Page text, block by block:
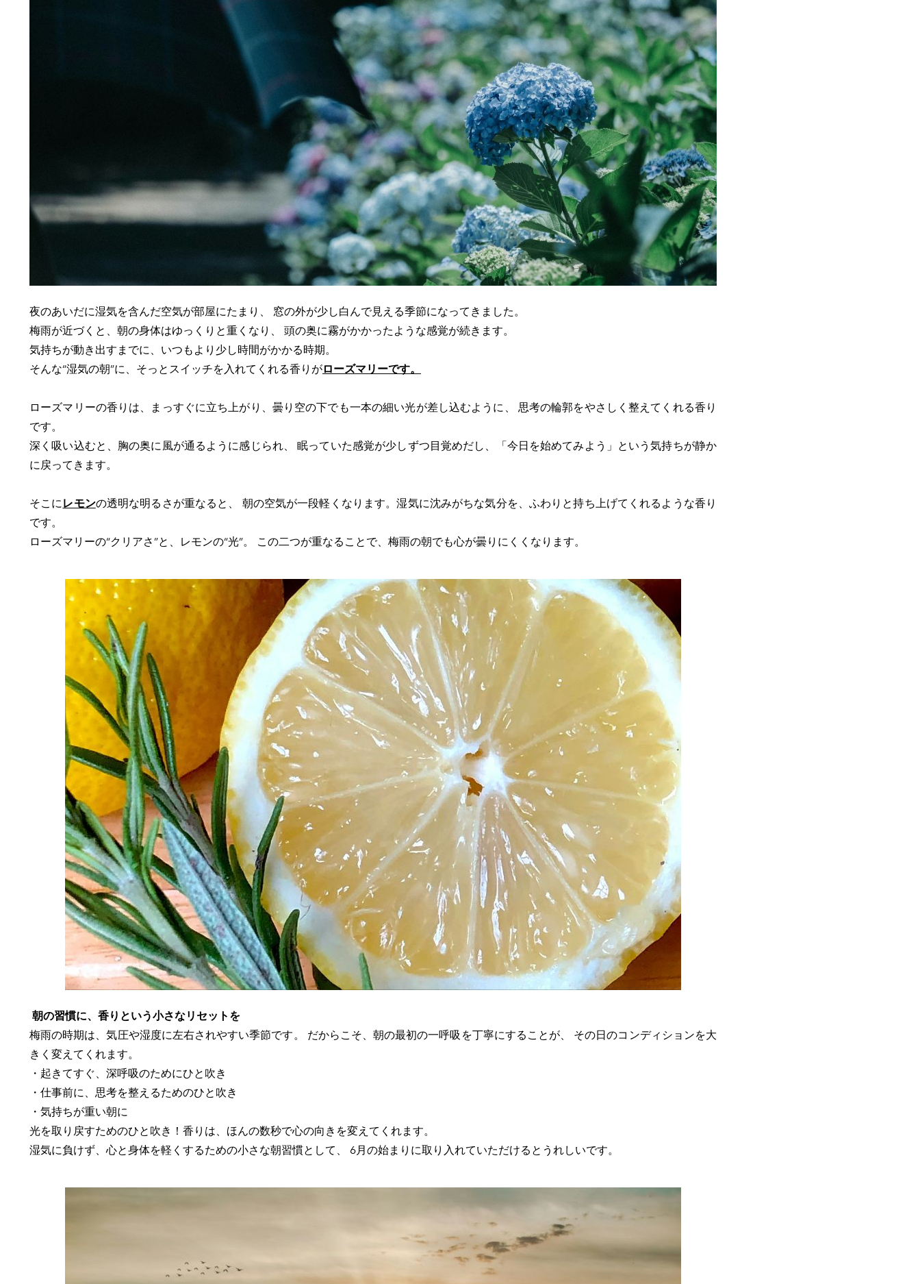
夜のあいだに湿気を含んだ空気が部屋にたまり、 窓の外が少し白んで見える季節になってきました。
梅雨が近づくと、朝の身体はゆっくりと重くなり、 頭の奥に霧がかかったような感覚が続きます。
気持ちが動き出すまでに、いつもより少し時間がかかる時期。
そんな“湿気の朝”に、そっとスイッチを入れてくれる香りがローズマリーです。
ローズマリーの香りは、まっすぐに立ち上がり、曇り空の下でも一本の細い光が差し込むように、 思考の輪郭をやさしく整えてくれる香り
です。
深く吸い込むと、胸の奥に風が通るように感じられ、 眠っていた感覚が少しずつ目覚めだし、「今日を始めてみよう」という気持ちが静か
に戻ってきます。
そこにレモンの透明な明るさが重なると、 朝の空気が一段軽くなります。湿気に沈みがちな気分を、ふわりと持ち上げてくれるような香り
です。
ローズマリーの“クリアさ”と、レモンの“光”。 この二つが重なることで、梅雨の朝でも心が曇りにくくなります。
朝の習慣に、香りという小さなリセットを
梅雨の時期は、気圧や湿度に左右されやすい季節です。 だからこそ、朝の最初の一呼吸を丁寧にすることが、 その日のコンディションを大
きく変えてくれます。
・起きてすぐ、深呼吸のためにひと吹き
・仕事前に、思考を整えるためのひと吹き
​・気持ちが重い朝に
光を取り戻すためのひと吹き！香りは、ほんの数秒で心の向きを変えてくれます。
​湿気に負けず、心と身体を軽くするための小さな朝習慣として、 6月の始まりに取り入れていただけるとうれしいです。